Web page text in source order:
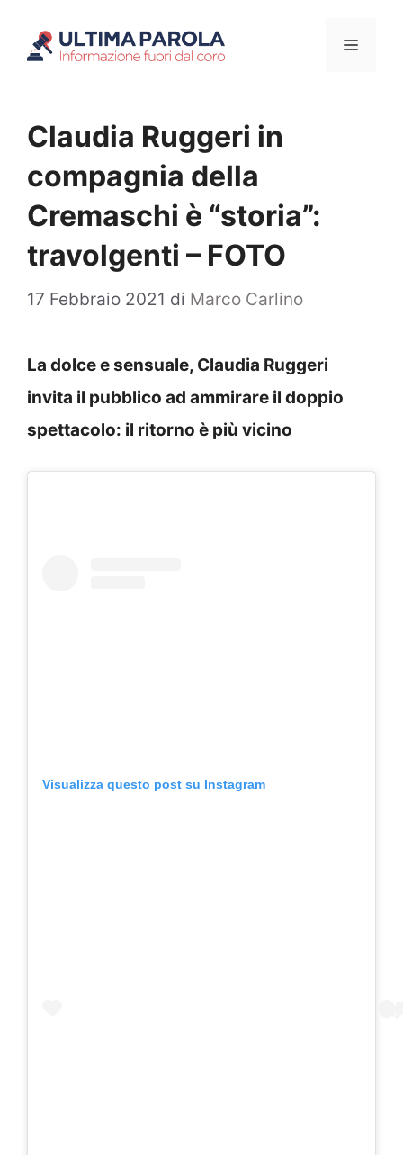
Menu
Claudia Ruggeri in
compagnia della
Cremaschi è “storia”:
travolgenti – FOTO
17 Febbraio 2021 di Marco Carlino
La dolce e sensuale, Claudia Ruggeri
invita il pubblico ad ammirare il doppio
spettacolo: il ritorno è più vicino
Visualizza questo post su Instagram